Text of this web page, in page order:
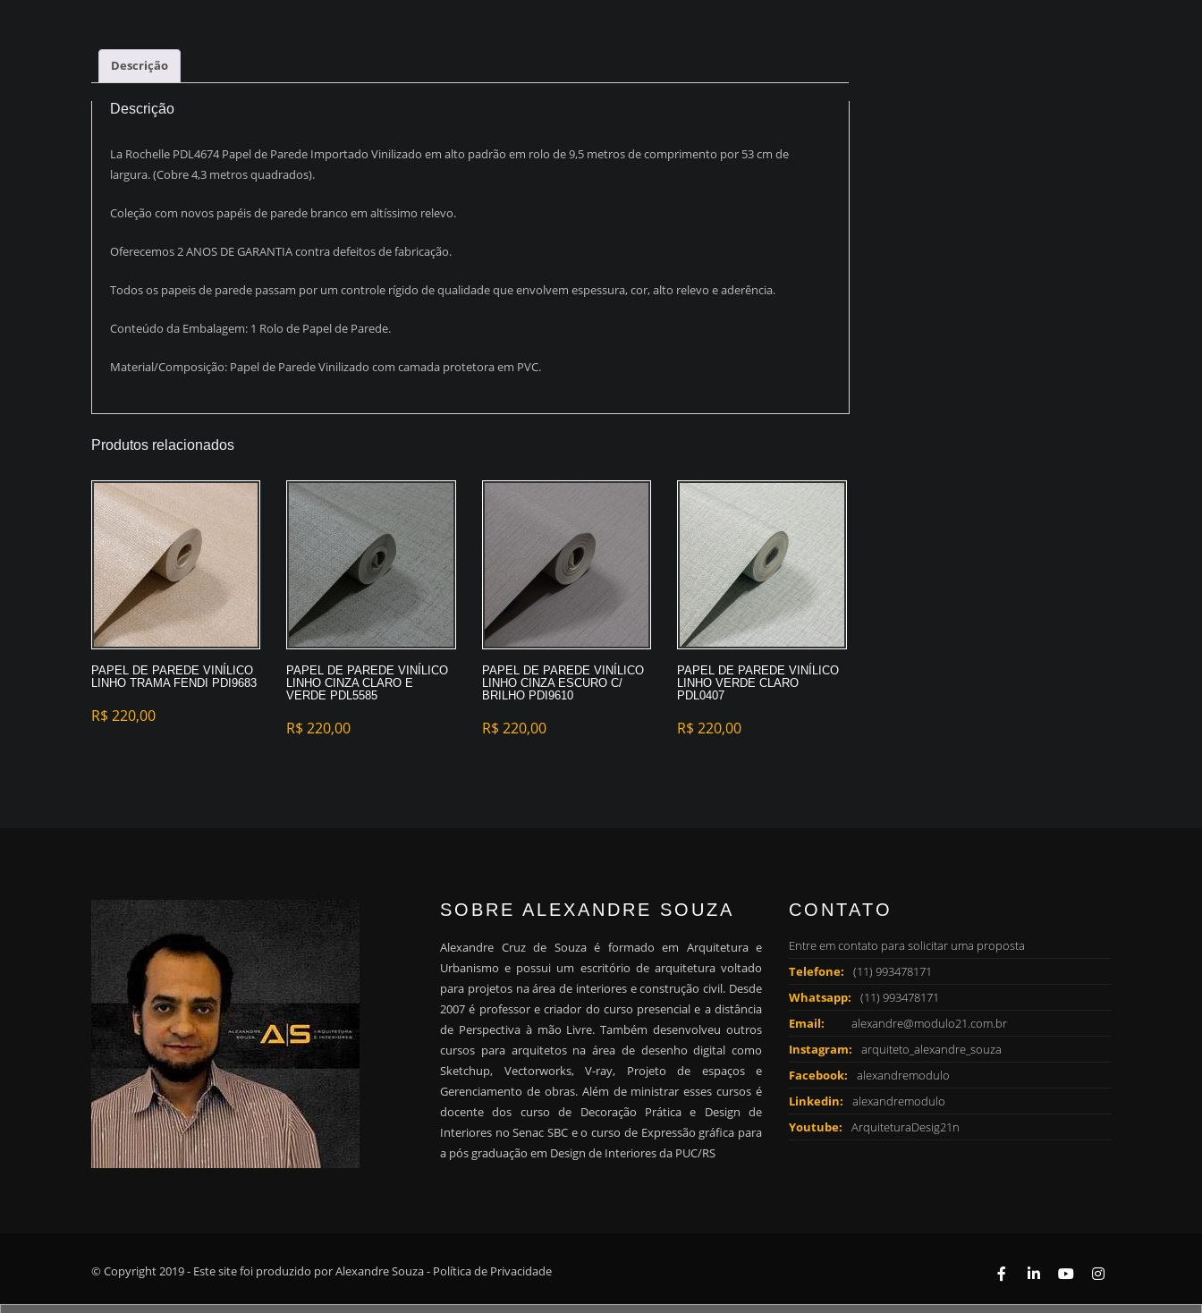
Descrição
Descrição
La Rochelle PDL4674 Papel de Parede Importado Vinilizado em alto padrão em rolo de 9,5 metros de comprimento por 53 cm de
largura. (Cobre 4,3 metros quadrados).
Coleção com novos papéis de parede branco em altíssimo relevo.
Oferecemos 2 ANOS DE GARANTIA contra defeitos de fabricação.
Todos os papeis de parede passam por um controle rígido de qualidade que envolvem espessura, cor, alto relevo e aderência.
Conteúdo da Embalagem: 1 Rolo de Papel de Parede.
Material/Composição: Papel de Parede Vinilizado com camada protetora em PVC.
Produtos relacionados
PAPEL DE PAREDE VINÍLICO
LINHO TRAMA FENDI PDI9683
R$ 220,00
PAPEL DE PAREDE VINÍLICO
LINHO CINZA CLARO E
VERDE PDL5585
R$ 220,00
PAPEL DE PAREDE VINÍLICO
LINHO CINZA ESCURO C/
BRILHO PDI9610
R$ 220,00
PAPEL DE PAREDE VINÍLICO
LINHO VERDE CLARO
PDL0407
R$ 220,00
SOBRE ALEXANDRE SOUZA
Alexandre Cruz de Souza é formado em Arquitetura e
Urbanismo e possui um escritório de arquitetura voltado
para projetos na área de interiores e construção civil. Desde
2007 é professor e criador do curso presencial e a distância
de Perspectiva à mão Livre. Também desenvolveu outros
cursos para arquitetos na área de desenho digital como
Sketchup, Vectorworks, V-ray, Projeto de espaços e
Gerenciamento de obras. Além de ministrar esses cursos é
docente dos curso de Decoração Prática e Design de
Interiores no Senac SBC e o curso de Expressão gráfica para
a pós graduação em Design de Interiores da PUC/RS
CONTATO
Entre em contato para solicitar uma proposta
Telefone:
(11) 993478171
Whatsapp:
(11) 993478171
Email:
alexandre@modulo21.com.br
Instagram:
arquiteto_alexandre_souza
Facebook:
alexandremodulo
Linkedin:
alexandremodulo
Youtube:
ArquiteturaDesig21n
© Copyright 2019 - Este site foi produzido por Alexandre Souza - Política de Privacidade